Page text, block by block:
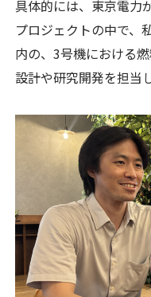
具体的には、東京電力
プロジェクトの中で、
内の、3号機における
設計や研究開発を担当